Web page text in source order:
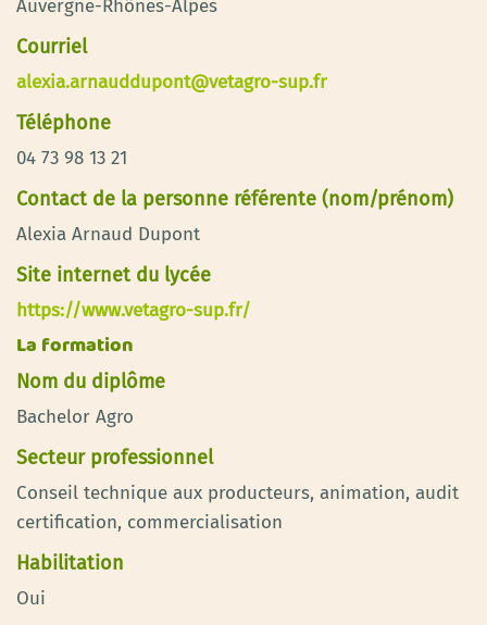
Auvergne-Rhônes-Alpes
Courriel
alexia.arnauddupont@vetagro-sup.fr
Téléphone
04 73 98 13 21
Contact de la personne référente (nom/prénom)
Alexia Arnaud Dupont
Site internet du lycée
https://www.vetagro-sup.fr/
La formation
Nom du diplôme
Bachelor Agro
Secteur professionnel
Conseil technique aux producteurs, animation, audit
certification, commercialisation
Habilitation
Oui